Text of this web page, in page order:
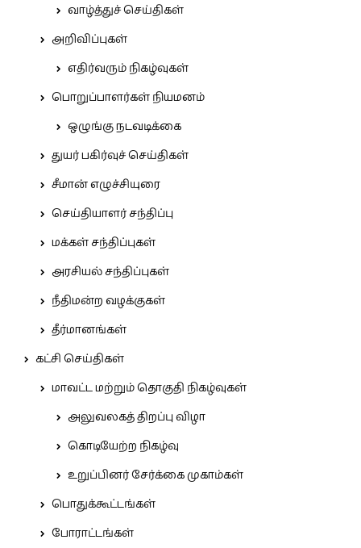
வாழ்த்துச் செய்திகள்
அறிவிப்புகள்
எதிர்வரும் நிகழ்வுகள்
பொறுப்பாளர்கள் நியமனம்
ஒழுங்கு நடவடிக்கை
துயர் பகிர்வுச் செய்திகள்
சீமான் எழுச்சியுரை
செய்தியாளர் சந்திப்பு
மக்கள் சந்திப்புகள்
அரசியல் சந்திப்புகள்
நீதிமன்ற வழக்குகள்
தீர்மானங்கள்
கட்சி செய்திகள்
மாவட்ட மற்றும் தொகுதி நிகழ்வுகள்
அலுவலகத் திறப்பு விழா
கொடியேற்ற நிகழ்வு
உறுப்பினர் சேர்க்கை முகாம்கள்
பொதுக்கூட்டங்கள்
போராட்டங்கள்